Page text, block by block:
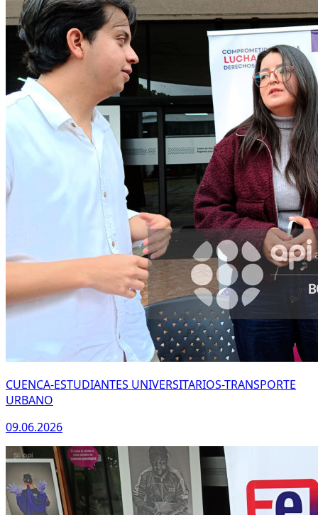
CUENCA-ESTUDIANTES UNIVERSITARIOS-TRANSPORTE
URBANO
09.06.2026